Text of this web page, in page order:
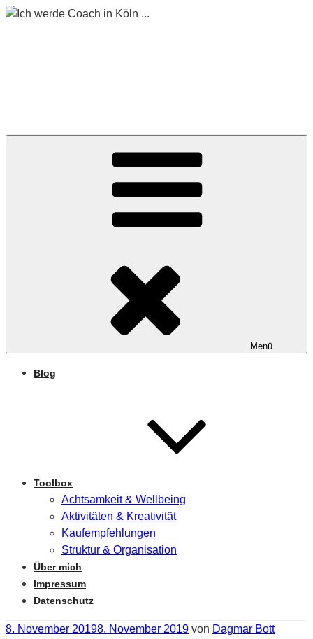
Zum
Menü
Blog
Toolbox
Achtsamkeit & Wellbeing
Aktivitäten & Kreativität
Kaufempfehlungen
Struktur & Organisation
Über mich
Impressum
Datenschutz
Veröffentlicht
8. November 20198. November 2019 von Dagmar Bott